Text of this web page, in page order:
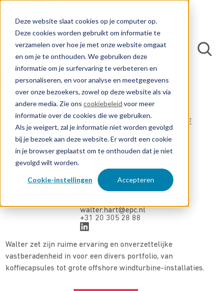
Deze website slaat cookies op je computer op.
Deze cookies worden gebruikt om informatie te
verzamelen over hoe je met onze website omgaat
en om je te onthouden. We gebruiken deze
informatie om je surfervaring te verbeteren en
personaliseren, en voor analyse en meetgegevens
over onze bezoekers, zowel op deze website als via
andere media. Zie ons cookiebeleid voor meer
informatie over de cookies die we gebruiken.
Als je weigert, zal je informatie niet worden gevolgd
bij je bezoek aan deze website. Er wordt een cookie
in je browser geplaatst om te onthouden dat je niet
gevolgd wilt worden.
Cookie-instellingen Accepteren
MAAK KENNIS MET ONZE GEMACHTIGDE
Walter Hart
Managing Partner
Nederlands & Europees Octrooigemachtigde
UPC Representative
walter.hart@epc.nl
+31 20 305 28 88
Walter zet zijn ruime ervaring en onverzettelijke
vastberadenheid in voor een divers portfolio, van
koffiecapsules tot grote offshore windturbine-installaties.